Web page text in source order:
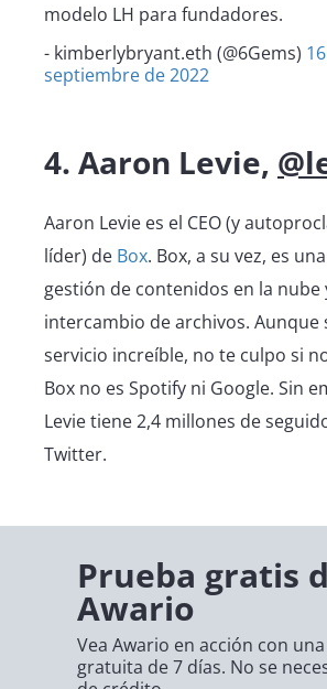
modelo LH para fundadores.
- kimberlybryant.eth (@6Gems)
septiembre de 2022
4. Aaron Levie,
Aaron Levie es el CEO (y
líder) de Box. Box, a su vez, es
gestión de contenidos en la nube
intercambio de archivos. Aunque
servicio increíble, no te culpo si
Box no es Spotify ni Google. Sin
Levie tiene 2,4 millones de
Twitter.
Prueba gratis
Awario
Vea Awario en acción con
gratuita de 7 días. No se